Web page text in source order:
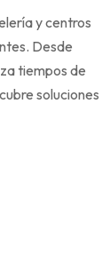
y centros
Desde
tiempos de
soluciones